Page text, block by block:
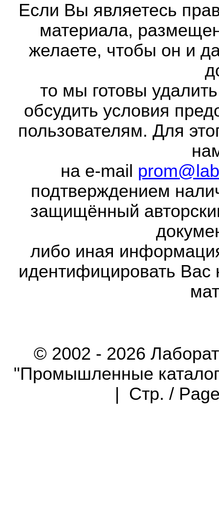
Если Вы являетесь
материала,
желаете, чтобы он и
то мы готовы
обсудить условия
пользователям. Для
на e-mail
подтверждением
защищённый
либо иная
идентифицировать Вас
© 2002 - 2026
"Промышленные
| Стр. /